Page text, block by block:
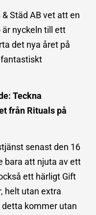
Städ AB vet att en
är nyckeln till ett
det nya året på
Teckna
från Rituals på
senast den 16
bara att njuta av ett
ett härligt Gift
helt utan extra
detta kommer utan